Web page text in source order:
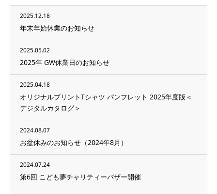
2025.12.18
年末年始休業のお知らせ
2025.05.02
2025年 GW休業日のお知らせ
2025.04.18
オリジナルプリントTシャツ パンフレット 2025年度版＜
デジタルカタログ＞
2024.08.07
お盆休みのお知らせ（2024年8月）
2024.07.24
第6回 こども夢チャリティーバザー開催